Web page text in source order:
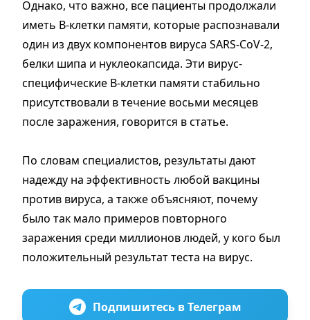
Однако, что важно, все пациенты продолжали
иметь В-клетки памяти, которые распознавали
один из двух компонентов вируса SARS-CoV-2,
белки шипа и нуклеокапсида. Эти вирус-
специфические В-клетки памяти стабильно
присутствовали в течение восьми месяцев
после заражения, говорится в статье.
По словам специалистов, результаты дают
надежду на эффективность любой вакцины
против вируса, а также объясняют, почему
было так мало примеров повторного
заражения среди миллионов людей, у кого был
положительный результат теста на вирус.
Подпишитесь в Телеграм